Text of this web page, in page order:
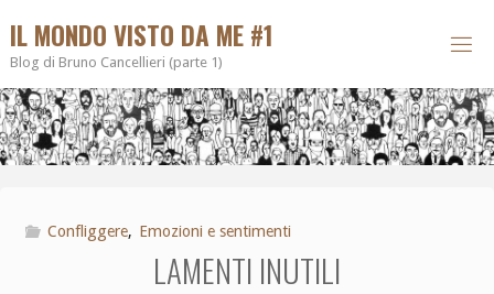
IL MONDO VISTO DA ME #1
Blog di Bruno Cancellieri (parte 1)
Confliggere, Emozioni e sentimenti
LAMENTI INUTILI